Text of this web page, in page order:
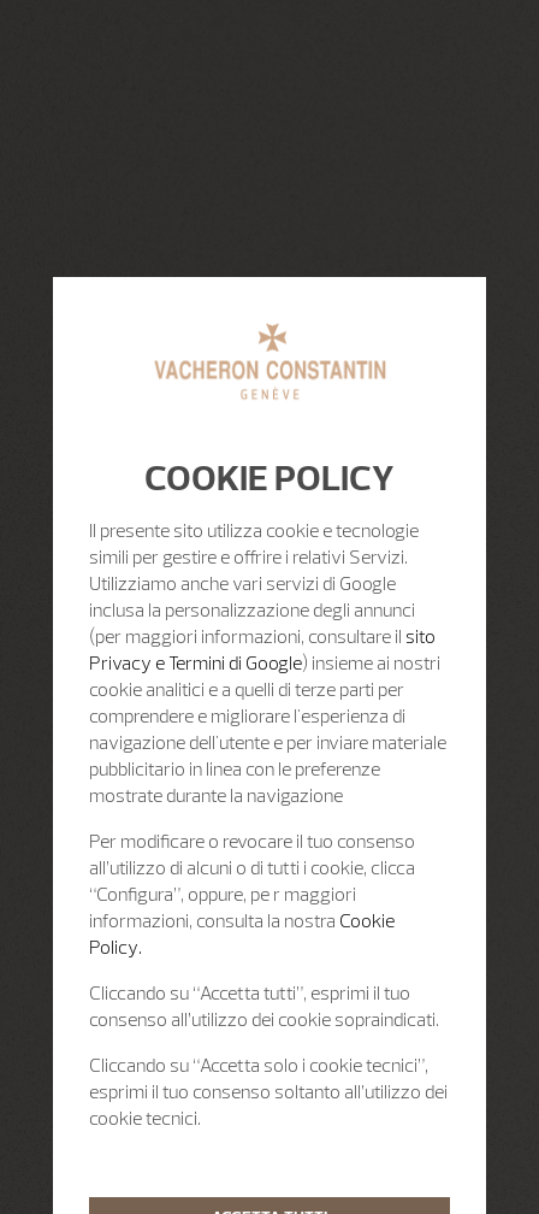
COOKIE POLICY
Il presente sito utilizza cookie e tecnologie
simili per gestire e offrire i relativi Servizi.
Utilizziamo anche vari servizi di Google
inclusa la personalizzazione degli annunci
(per maggiori informazioni, consultare il sito
Privacy e Termini di Google) insieme ai nostri
cookie analitici e a quelli di terze parti per
comprendere e migliorare l'esperienza di
navigazione dell'utente e per inviare materiale
pubblicitario in linea con le preferenze
mostrate durante la navigazione
Per modificare o revocare il tuo consenso
all’utilizzo di alcuni o di tutti i cookie, clicca
“Configura”, oppure, pe r maggiori
informazioni, consulta la nostra Cookie
Policy.
Cliccando su “Accetta tutti”, esprimi il tuo
consenso all’utilizzo dei cookie sopraindicati.
Cliccando su “Accetta solo i cookie tecnici”,
esprimi il tuo consenso soltanto all’utilizzo dei
cookie tecnici.